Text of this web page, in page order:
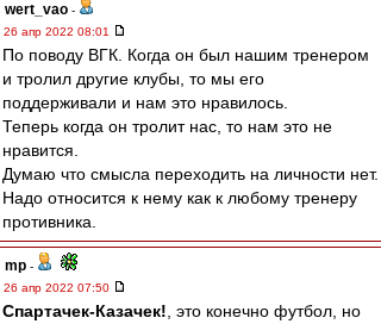
wert_vao -
26 апр 2022 08:01
По поводу ВГК. Когда он был нашим тренером
и тролил другие клубы, то мы его
поддерживали и нам это нравилось.
Теперь когда он тролит нас, то нам это не
нравится.
Думаю что смысла переходить на личности нет.
Надо относится к нему как к любому тренеру
противника.
mp -
26 апр 2022 07:50
Спартачек-Казачек! , это конечно футбол, но